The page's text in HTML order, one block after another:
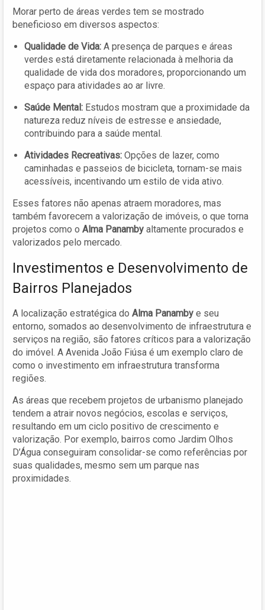
Morar perto de áreas verdes tem se mostrado
beneficioso em diversos aspectos:
Qualidade de Vida: A presença de parques e áreas
verdes está diretamente relacionada à melhoria da
qualidade de vida dos moradores, proporcionando um
espaço para atividades ao ar livre.
Saúde Mental: Estudos mostram que a proximidade da
natureza reduz níveis de estresse e ansiedade,
contribuindo para a saúde mental.
Atividades Recreativas: Opções de lazer, como
caminhadas e passeios de bicicleta, tornam-se mais
acessíveis, incentivando um estilo de vida ativo.
Esses fatores não apenas atraem moradores, mas
também favorecem a valorização de imóveis, o que torna
projetos como o Alma Panamby altamente procurados e
valorizados pelo mercado.
Investimentos e Desenvolvimento de
Bairros Planejados
A localização estratégica do Alma Panamby e seu
entorno, somados ao desenvolvimento de infraestrutura e
serviços na região, são fatores críticos para a valorização
do imóvel. A Avenida João Fiúsa é um exemplo claro de
como o investimento em infraestrutura transforma
regiões.
As áreas que recebem projetos de urbanismo planejado
tendem a atrair novos negócios, escolas e serviços,
resultando em um ciclo positivo de crescimento e
valorização. Por exemplo, bairros como Jardim Olhos
D’Água conseguiram consolidar-se como referências por
suas qualidades, mesmo sem um parque nas
proximidades.